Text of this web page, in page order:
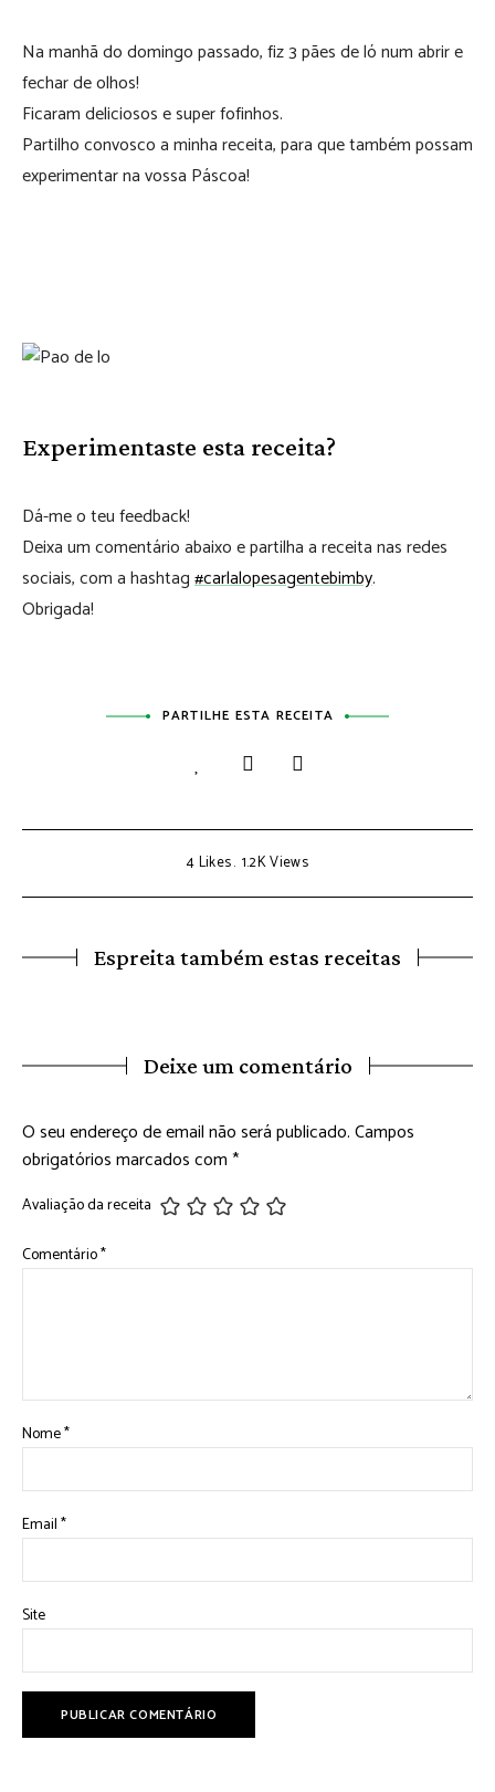
Na manhã do domingo passado, fiz 3 pães de ló num abrir e
fechar de olhos!
Ficaram deliciosos e super fofinhos.
Partilho convosco a minha receita, para que também possam
experimentar na vossa Páscoa!
Experimentaste esta receita?
Dá-me o teu feedback!
Deixa um comentário abaixo e partilha a receita nas redes
sociais, com a hashtag#carlalopesagentebimby.
Obrigada!
PARTILHE ESTA RECEITA
4Likes 1.2KViews
Espreita também estas receitas
Deixe um comentário
O seu endereço de email não será publicado.Campos
obrigatórios marcados com*
Avaliação da receita
Comentário*
Nome*
Email*
Site